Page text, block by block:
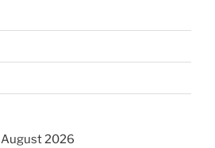
August 2026